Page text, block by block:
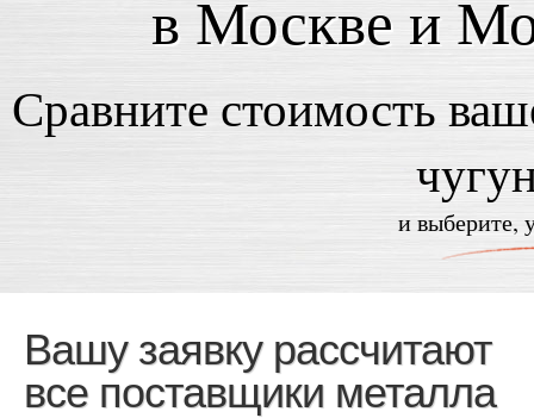
в Москве и
Сравните стоимость
и выберите,
Вашу заявку рассчитают
все поставщики металла